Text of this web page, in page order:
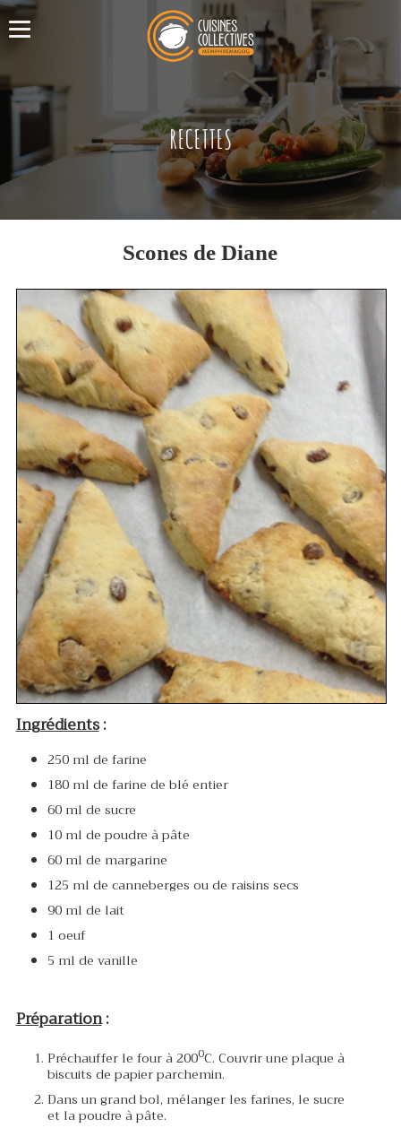
RECETTES
Scones de Diane
Ingrédients:
250 ml de farine
180 ml de farine de blé entier
60 ml de sucre
10 ml de poudre à pâte
60 ml de margarine
125 ml de canneberges ou de raisins secs
90 ml de lait
1 oeuf
5 ml de vanille
Préparation:
Préchauffer le four à 2000C. Couvrir une plaque à
biscuits de papier parchemin.
Dans un grand bol, mélanger les farines, le sucre
et la poudre à pâte.